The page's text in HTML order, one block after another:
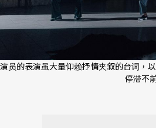
演员的表演虽大量仰赖抒情夹叙的台词，
停滞不